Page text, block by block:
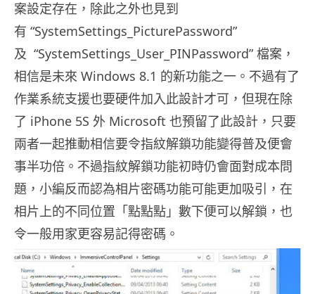
案設定存在，除此之外也見到
有 “SystemSettings_PicturePassword”
及 “SystemSettings_User_PINPassword” 檔案，
相信是未來 Windows 8.1 的新功能之一。不過有了
作業系統支援也要硬件加入此設計才可，但現在除
了 iPhone 5S 外 Microsoft 也預留了此設計，只要
兩者一起推動相信要令指紋解鎖功能變得普及便會
事半功倍。不過指紋解鎖功能初時仍會面對成本問
題，小編反而認為相片密碼功能可能更加吸引，在
相片上的不同位置「點點點」數下便可以解鎖，也
令一般用家更容易記得密碼。